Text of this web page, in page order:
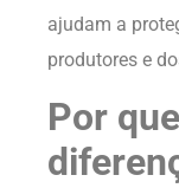
ajudam a
produtores e
Por